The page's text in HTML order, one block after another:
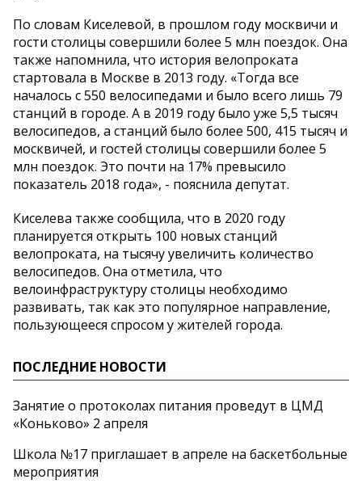
По словам Киселевой, в прошлом году москвичи и
гости столицы совершили более 5 млн поездок. Она
также напомнила, что история велопроката
стартовала в Москве в 2013 году. «Тогда все
началось с 550 велосипедами и было всего лишь 79
станций в городе. А в 2019 году было уже 5,5 тысяч
велосипедов, а станций было более 500, 415 тысяч и
москвичей, и гостей столицы совершили более 5
млн поездок. Это почти на 17% превысило
показатель 2018 года», - пояснила депутат.
Киселева также сообщила, что в 2020 году
планируется открыть 100 новых станций
велопроката, на тысячу увеличить количество
велосипедов. Она отметила, что
велоинфраструктуру столицы необходимо
развивать, так как это популярное направление,
пользующееся спросом у жителей города.
ПОСЛЕДНИЕ НОВОСТИ
Занятие о протоколах питания проведут в ЦМД
«Коньково» 2 апреля
Школа №17 приглашает в апреле на баскетбольные
мероприятия